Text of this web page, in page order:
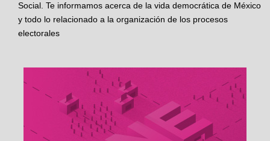
Social. Te informamos acerca de la vida democrática de México
y todo lo relacionado a la organización de los procesos
electorales